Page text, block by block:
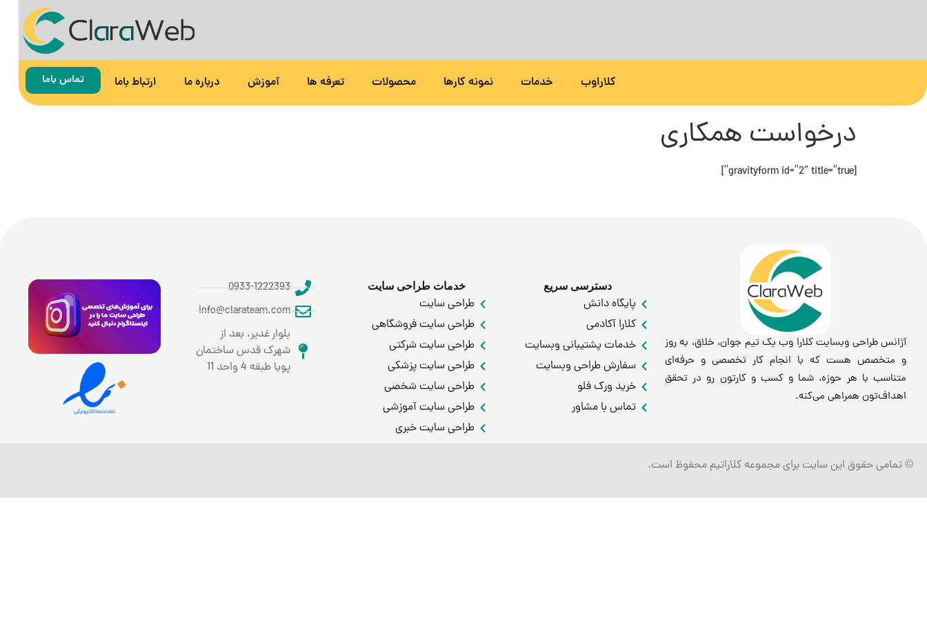
تماس باما کلاراوب خدمات نمونه کارها محصولات تعرفه ها آموزش درباره ما ارتباط باما
درخواست همکاری
[gravityform id=”2″ title=”true”]
آژانس طراحی وبسایت کلارا وب یک تیم جوان، خلاق، به روز
و متخصص هست که با انجام کار تخصصی و حرفه‌ای
متناسب با هر حوزه، شما و کسب و کارتون رو در تحقق
اهداف‌تون همراهی می‌کنه.
دسترسی سریع
پایگاه دانش
کلارا آکادمی
خدمات پشتیبانی وبسایت
سفارش طراحی وبسایت
خرید ورک فلو
تماس با مشاور
خدمات طراحی سایت
طراحی سایت
طراحی سایت فروشگاهی
طراحی سایت شرکتی
طراحی سایت پزشکی
طراحی سایت شخصی
طراحی سایت آموزشی
طراحی سایت خبری
0933-1222393
info@clarateam.com
بلوار غدیر، بعد از
شهرک قدس ساختمان
پویا طبقه 4 واحد 11
© تمامی حقوق این سایت برای مجموعه کلاراتیم محفوظ است.